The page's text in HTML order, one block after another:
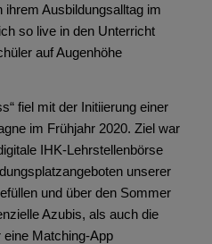
ihrem Ausbildungsalltag im
so live in den Unterricht
auf Augenhöhe
fiel mit der Initiierung einer
im Frühjahr 2020. Ziel war
IHK-Lehrstellenbörse
unserer
und über den Sommer
Azubis, als auch die
Matching-App